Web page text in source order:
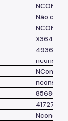
NCONSTA
Não
NCONSTA
X364805
nconsta
NConsta
nconsta
8568669
Nconsta